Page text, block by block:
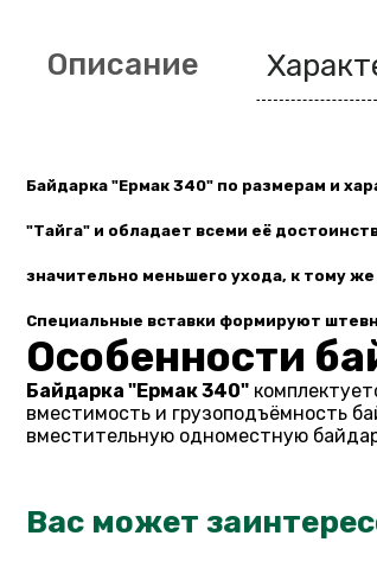
Описание
Байдарка "Ермак 340" по размерам и
"Тайга" и обладает всеми её
значительно меньшего ухода, к тому
Специальные вставки формируют
Особенности
Байдарка "Ермак 340"
вместимость и грузоподъёмность
вместительную одноместную
Вас может